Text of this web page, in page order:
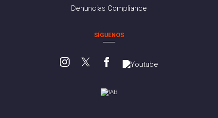
Denuncias Compliance
SÍGUENOS